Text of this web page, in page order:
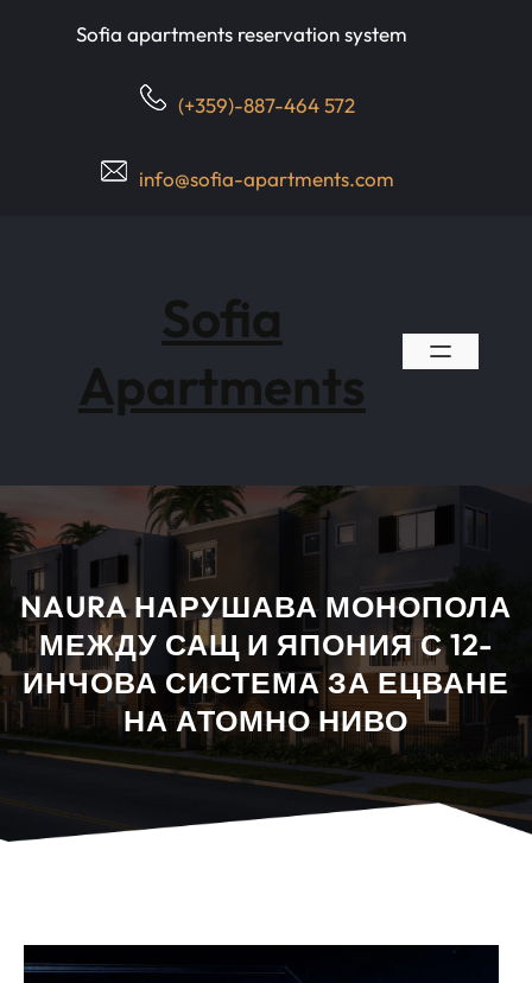
Sofia apartments reservation system
(+359)-887-464 572
info@sofia-apartments.com
Sofia
Apartments
NAURA НАРУШАВА МОНОПОЛА
МЕЖДУ САЩ И ЯПОНИЯ С 12-
ИНЧОВА СИСТЕМА ЗА ЕЦВАНЕ
НА АТОМНО НИВО